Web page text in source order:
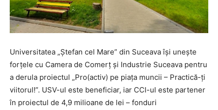
Universitatea „Ștefan cel Mare” din Suceava își unește
forțele cu Camera de Comerț și Industrie Suceava pentru
a derula proiectul „Pro(activ) pe piața muncii – Practică-ți
viitorul!”. USV-ul este beneficiar, iar CCI-ul este partener
în proiectul de 4,9 milioane de lei – fonduri